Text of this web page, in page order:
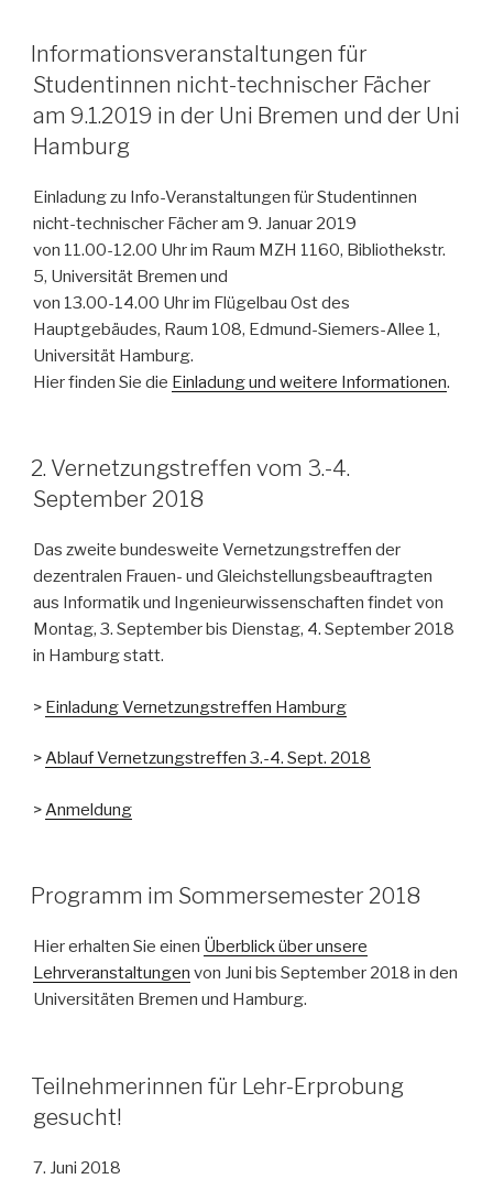
Informationsveranstaltungen für
Studentinnen nicht-technischer Fächer
am 9.1.2019 in der Uni Bremen und der Uni
Hamburg
Einladung zu Info-Veranstaltungen für Studentinnen
nicht-technischer Fächer am 9. Januar 2019
von 11.00-12.00 Uhr im Raum MZH 1160, Bibliothekstr.
5, Universität Bremen und
von 13.00-14.00 Uhr im Flügelbau Ost des
Hauptgebäudes, Raum 108, Edmund-Siemers-Allee 1,
Universität Hamburg.
Hier finden Sie die Einladung und weitere Informationen.
2. Vernetzungstreffen vom 3.-4.
September 2018
Das zweite bundesweite Vernetzungstreffen der
dezentralen Frauen- und Gleichstellungsbeauftragten
aus Informatik und Ingenieurwissenschaften findet von
Montag, 3. September bis Dienstag, 4. September 2018
in Hamburg statt.
> Einladung Vernetzungstreffen Hamburg
>Ablauf Vernetzungstreffen 3.-4. Sept. 2018
> Anmeldung
Programm im Sommersemester 2018
Hier erhalten Sie einen Überblick über unsere
Lehrveranstaltungen von Juni bis September 2018 in den
Universitäten Bremen und Hamburg.
Teilnehmerinnen für Lehr-Erprobung
gesucht!
7. Juni 2018